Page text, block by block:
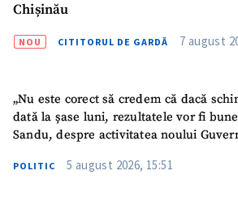
Chișinău
NOU CITITORUL DE GARDĂ 7 august
„Nu este corect să credem că dacă
dată la șase luni, rezultatele vor fi
Sandu, despre activitatea noului
POLITIC 5 august 2026, 15:51
acord cupolitica de
confidențialitate.